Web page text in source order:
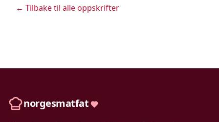
← Tilbake til alle oppskrifter
norgesmatfat